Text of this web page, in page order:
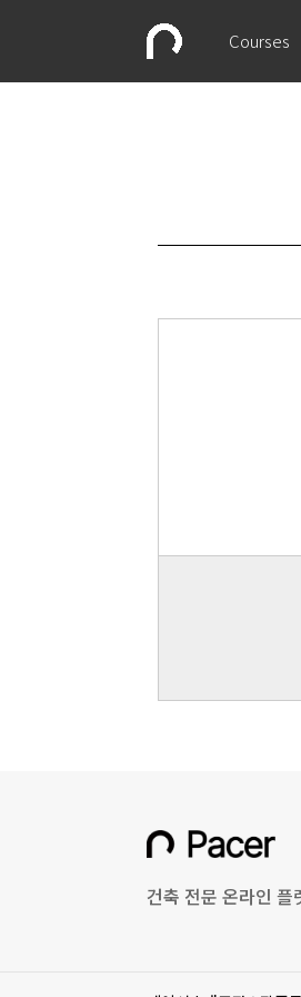
Courses
건축 전문 온라인 플